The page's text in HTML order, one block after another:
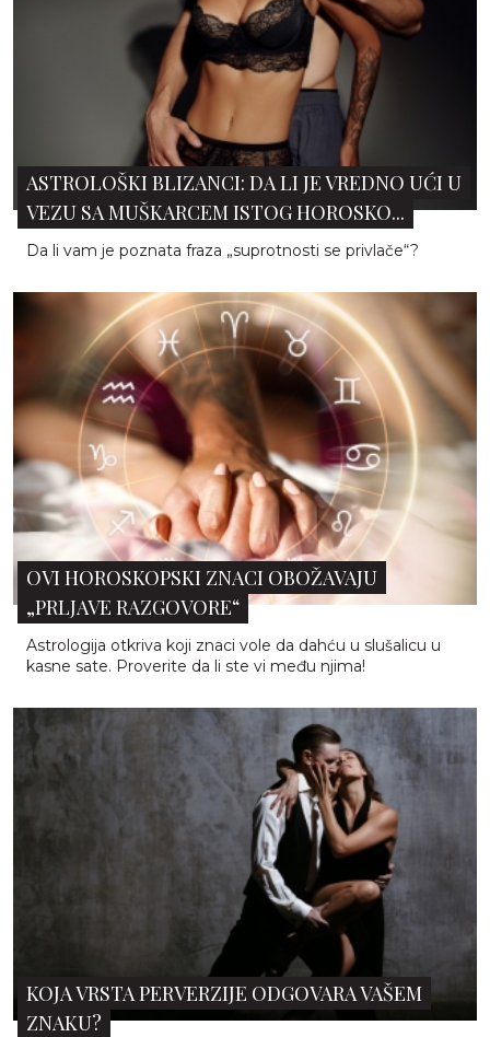
ASTROLOŠKI BLIZANCI: DA LI JE VREDNO UĆI U
VEZU SA MUŠKARCEM ISTOG HOROSKO...
Da li vam je poznata fraza „suprotnosti se privlače“?
OVI HOROSKOPSKI ZNACI OBOŽAVAJU
„PRLJAVE RAZGOVORE“
Astrologija otkriva koji znaci vole da dahću u slušalicu u
kasne sate. Proverite da li ste vi među njima!
KOJA VRSTA PERVERZIJE ODGOVARA VAŠEM
ZNAKU?